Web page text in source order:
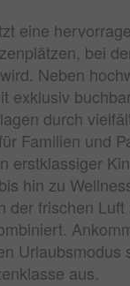
eine
bei
Neben
exklusiv
durch
Familien und
erstklassiger
hin zu
der frischen Luft
Urlaubsmodus
aus.